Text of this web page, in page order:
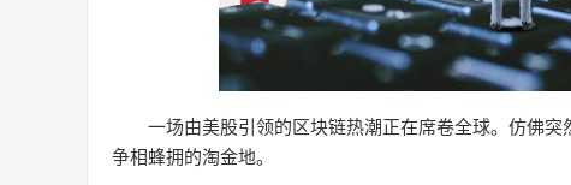
一场由美股引领的区块链热潮正在席卷全球。仿佛
争相蜂拥的淘金地。